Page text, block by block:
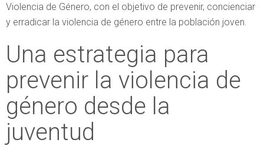
Violencia de Género, con el objetivo de prevenir, concienciar
y erradicar la violencia de género entre la población joven.
Una estrategia para
prevenir la violencia de
género desde la
juventud